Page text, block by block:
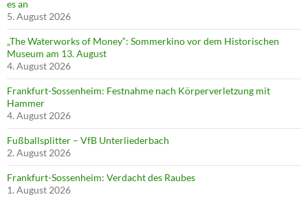
es an
5. August 2026
„The Waterworks of Money“: Sommerkino vor dem Historischen
Museum am 13. August
4. August 2026
Frankfurt-Sossenheim: Festnahme nach Körperverletzung mit
Hammer
4. August 2026
Fußballsplitter – VfB Unterliederbach
2. August 2026
Frankfurt-Sossenheim: Verdacht des Raubes
1. August 2026